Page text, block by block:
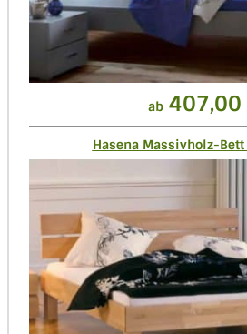
ab407,00
Hasena Massivholz-